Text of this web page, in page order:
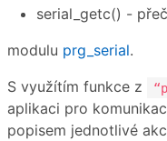
serial_getc() -
modulu prg_serial.
S využítím funkce z
aplikaci pro
popisem jednotlivé